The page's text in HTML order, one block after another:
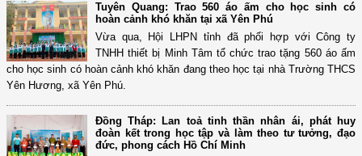
Tuyên Quang: Trao 560 áo ấm cho học sinh có
hoàn cảnh khó khăn tại xã Yên Phú
Vừa qua, Hội LHPN tỉnh đã phối hợp với Công ty
TNHH thiết bị Minh Tâm tổ chức trao tặng 560 áo ấm
cho học sinh có hoàn cảnh khó khăn đang theo học tại nhà Trường THCS
Yên Hương, xã Yên Phú.
Đồng Tháp: Lan toả tinh thần nhân ái, phát huy
đoàn kết trong học tập và làm theo tư tưởng, đạo
đức, phong cách Hồ Chí Minh